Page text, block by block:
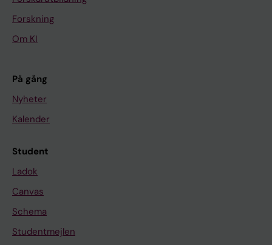
Forskning
Om KI
På gång
Nyheter
Kalender
Student
Ladok
Canvas
Schema
Studentmejlen